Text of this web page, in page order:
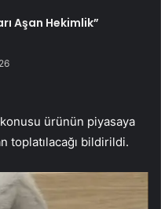
Aşan Hekimlik”
ürünün piyasaya
toplatılacağı bildirildi.